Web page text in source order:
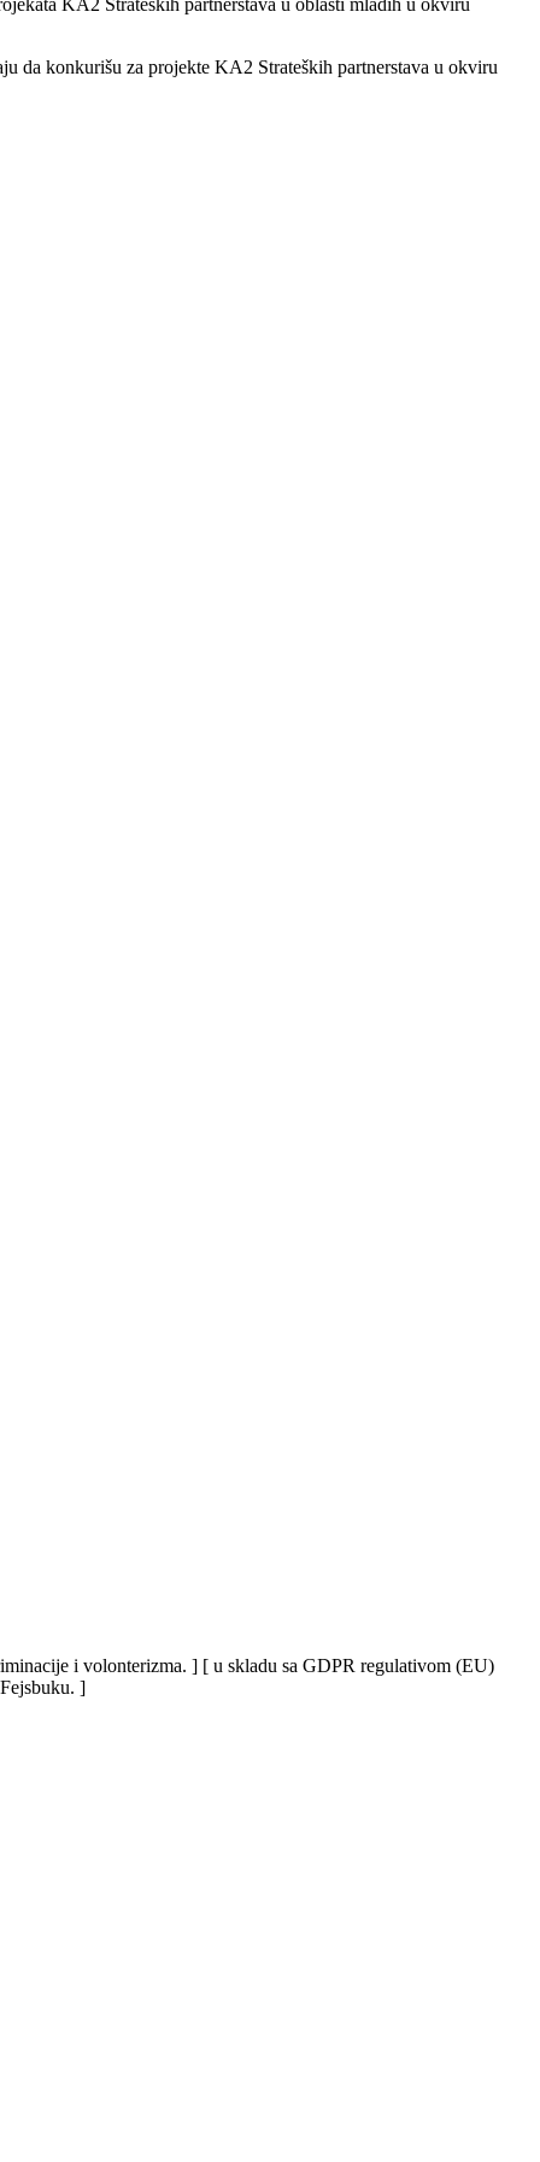
da konkurišu za projekte KA2 Strateških partnerstava u okviru
i volonterizma. ] [ u skladu sa GDPR regulativom (EU)
]